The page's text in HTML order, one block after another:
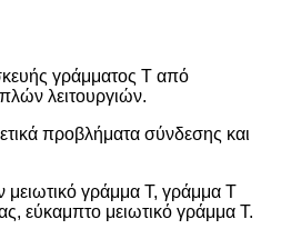
γράμματος Τ από
λειτουργιών.
προβλήματα σύνδεσης και
γράμμα Τ, γράμμα Τ
εύκαμπτο μειωτικό γράμμα Τ.